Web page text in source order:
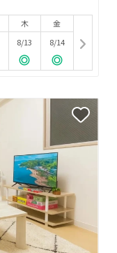
木
8/13
金
8/14